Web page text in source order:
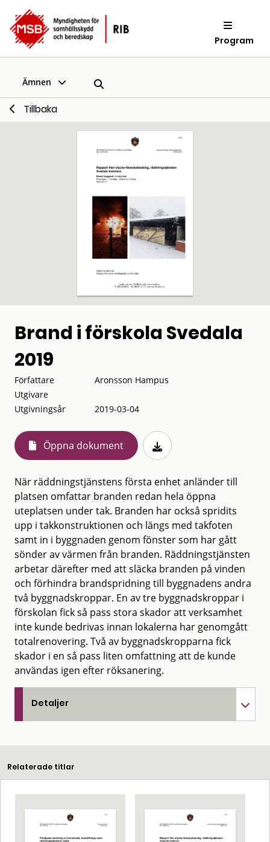
Program
Ämnen
Tillbaka
Brand i förskola Svedala
2019
Författare
Aronsson Hampus
Utgivare
Utgivningsår
2019-03-04
Öppna dokument
När räddningstjänstens första enhet anländer till
platsen omfattar branden redan hela öppna
uteplatsen under tak. Branden har också spridits
upp i takkonstruktionen och längs med takfoten
samt in i byggnaden genom fönster som har gått
sönder av värmen från branden. Räddningstjänsten
arbetar därefter med att släcka branden på vinden
och förhindra brandspridning till byggnadens andra
två byggnadskroppar. En av tre byggnadskroppar i
förskolan fick så pass stora skador att verksamhet
inte kunde bedrivas innan lokalerna har genomgått
totalrenovering. Två av byggnadskropparna fick
skador i en så pass liten omfattning att de kunde
användas igen efter röksanering.
Detaljer
Relaterade titlar